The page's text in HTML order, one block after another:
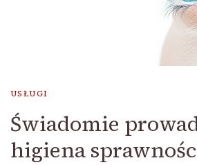
USŁUGI
Świadomie
higiena